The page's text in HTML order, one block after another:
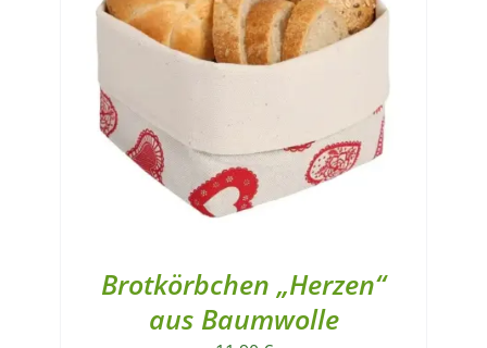
Brotkörbchen „Herzen“
aus Baumwolle